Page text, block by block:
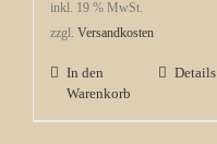
inkl. 19 % MwSt.
zzgl. Versandkosten
In den
Warenkorb
Details